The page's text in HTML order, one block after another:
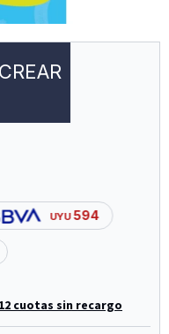
UYU 594
cuotas sin recargo